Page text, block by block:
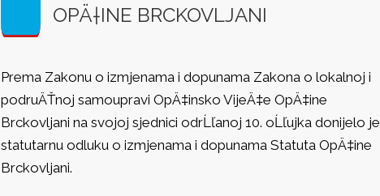
OPÄ†INE BRCKOVLJANI
Prema Zakonu o izmjenama i dopunama Zakona o lokalnoj i
podruÄŤnoj samoupravi OpÄ‡insko VijeÄ‡e OpÄ‡ine
Brckovljani na svojoj sjednici odrĹľanoj 10. oĹľujka donijelo je
statutarnu odluku o izmjenama i dopunama Statuta OpÄ‡ine
Brckovljani.